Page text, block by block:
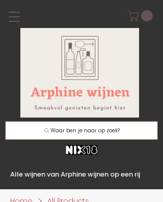
Waar ben je naar op zoek?
Alle wijnen van Arphine wijnen op een rij